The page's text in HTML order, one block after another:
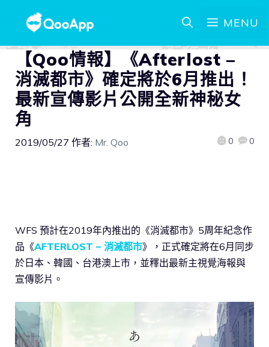
MENU
【Qoo情報】《Afterlost –
消滅都市》確定將於6月推出！
最新宣傳影片公開全新神秘女
角
2019/05/27 作者: Mr. Qoo 0 0
WFS 預計在2019年內推出的《消滅都市》5周年紀念作
品《AFTERLOST – 消滅都市》，正式確定將在6月同步
於日本、韓國、台港澳上市，並釋出最新主視覺海報與
宣傳影片。